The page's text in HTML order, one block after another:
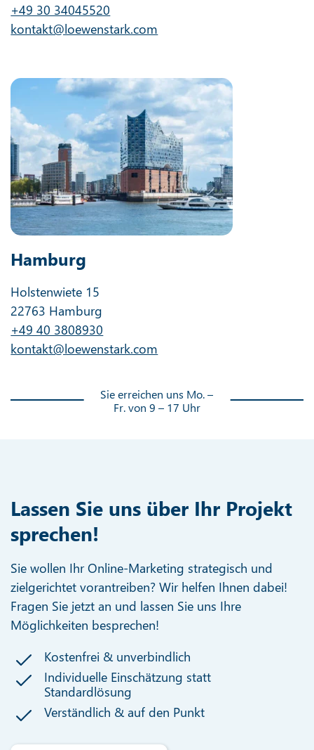
+49 30 34045520
kontakt@loewenstark.com
Hamburg
Holstenwiete 15
22763 Hamburg
+49 40 3808930
kontakt@loewenstark.com
Sie erreichen uns Mo. –
Fr. von 9 – 17 Uhr
Lassen Sie uns über Ihr Projekt
sprechen!
Sie wollen Ihr Online-Marketing strategisch und
zielgerichtet vorantreiben? Wir helfen Ihnen dabei!
Fragen Sie jetzt an und lassen Sie uns Ihre
Möglichkeiten besprechen!
Kostenfrei & unverbindlich
Individuelle Einschätzung statt
Standardlösung
Verständlich & auf den Punkt